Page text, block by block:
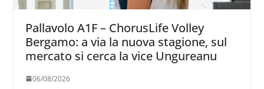
Pallavolo A1F – ChorusLife Volley
Bergamo: a via la nuova stagione, sul
mercato si cerca la vice Ungureanu
06/08/2026